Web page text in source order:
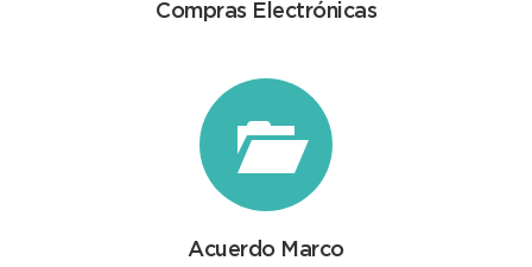
Compras Electrónicas
Acuerdo Marco